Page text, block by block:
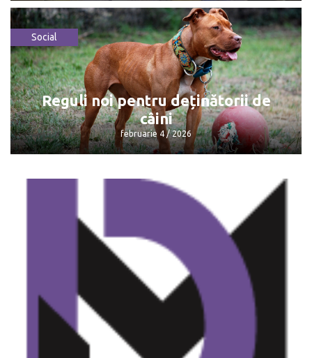
Consumatorii plătesc mai puțin pentru
gazele naturale
februarie 4 / 2026
Social
Reguli noi pentru deținătorii de
câini
februarie 4 / 2026
Reguli noi pentru deținătorii de câini
februarie 4 / 2026